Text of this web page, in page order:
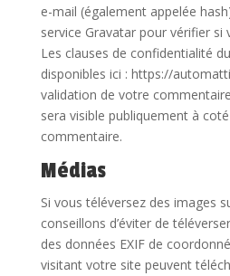
e-mail (également appelée
service Gravatar pour vérifier si
Les clauses de confidentialité
disponibles ici : https://
validation de votre
sera visible publiquement à
commentaire.
Médias
Si vous téléversez des images
conseillons d’éviter de
des données EXIF de
visitant votre site peuvent